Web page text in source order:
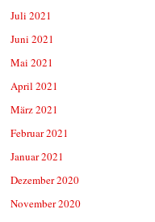
Juli 2021
Juni 2021
Mai 2021
April 2021
März 2021
Februar 2021
Januar 2021
Dezember 2020
November 2020